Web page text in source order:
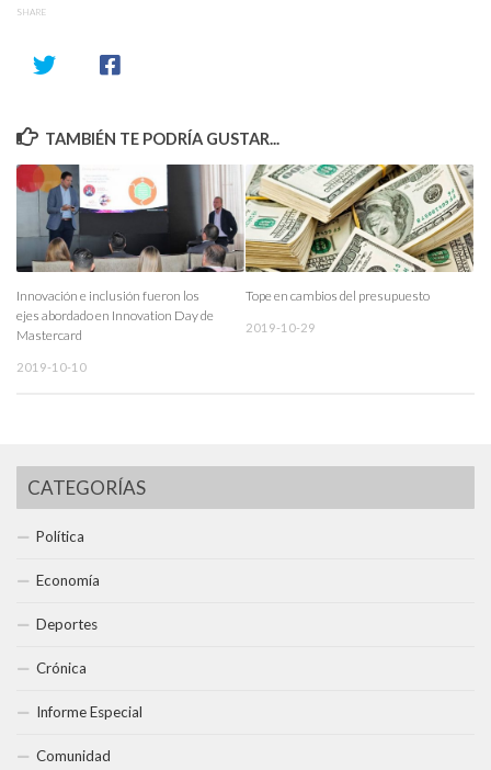
SHARE
TAMBIÉN TE PODRÍA GUSTAR...
Innovación e inclusión fueron los
ejes abordado en Innovation Day de
Mastercard
2019-10-10
Tope en cambios del presupuesto
2019-10-29
CATEGORÍAS
Política
Economía
Deportes
Crónica
Informe Especial
Comunidad